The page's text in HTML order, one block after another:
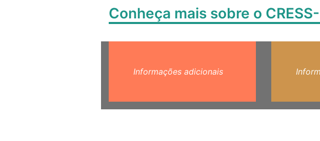
Conheça mais sobre o
Informações adicionais